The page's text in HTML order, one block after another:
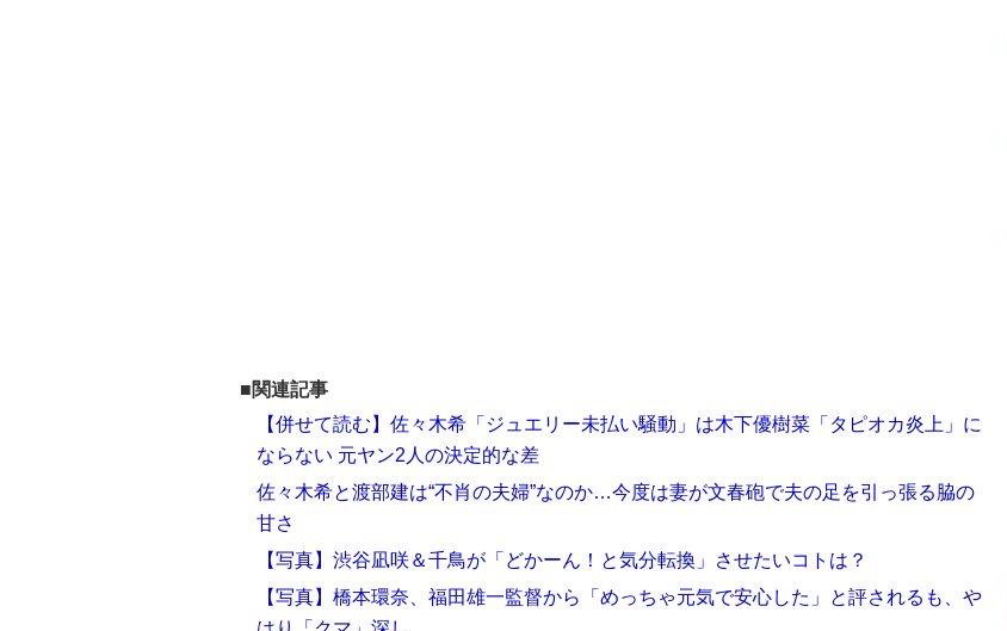
■関連記事
【併せて読む】佐々木希「ジュエリー未払い騒動」は木下優樹菜「タピオカ炎上」に
ならない 元ヤン2人の決定的な差
佐々木希と渡部建は“不肖の夫婦”なのか…今度は妻が文春砲で夫の足を引っ張る脇の
甘さ
【写真】渋谷凪咲＆千鳥が「どかーん！と気分転換」させたいコトは？
【写真】橋本環奈、福田雄一監督から「めっちゃ元気で安心した」と評されるも、や